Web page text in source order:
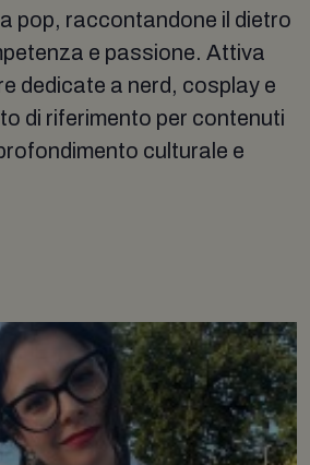
pop, raccontandone il dietro
e passione. Attiva
dedicate a nerd, cosplay e
di riferimento per contenuti
culturale e